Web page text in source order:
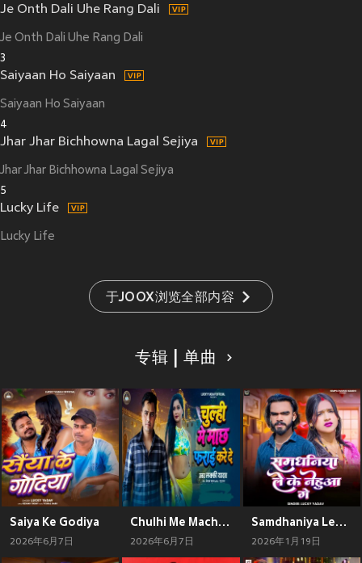
Je Onth Dali Uhe Rang Dali
Je Onth Dali Uhe Rang Dali
3
Saiyaan Ho Saiyaan
Saiyaan Ho Saiyaan
4
Jhar Jhar Bichhowna Lagal Sejiya
Jhar Jhar Bichhowna Lagal Sejiya
5
Lucky Life
Lucky Life
于JOOX浏览全部内容
专辑 | 单曲
Saiya Ke Godiya
2026年6月7日
Chulhi Me Machh Farai Kare De
2026年6月7日
Samdhaniya Leke Naua Ge
2026年1月19日